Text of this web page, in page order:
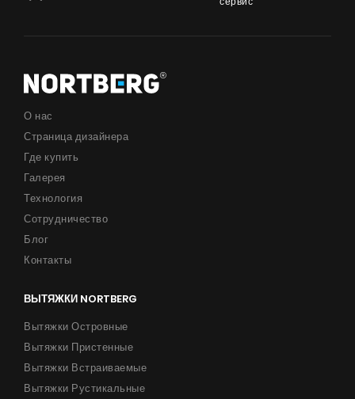
О нас
Страница дизайнера
Где купить
Галерея
Технология
Сотрудничество
Блог
Контакты
ВЫТЯЖКИ NORTBERG
Вытяжки Островные
Вытяжки Пристенные
Вытяжки Встраиваемые
Вытяжки Рустикальные